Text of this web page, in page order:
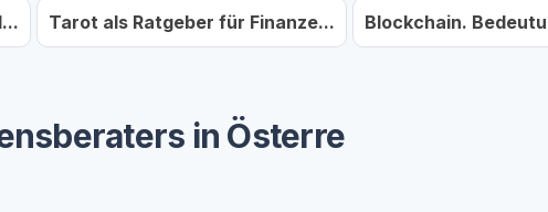
Tarot als Ratgeber für Finanze... Blockchain.
in Österre